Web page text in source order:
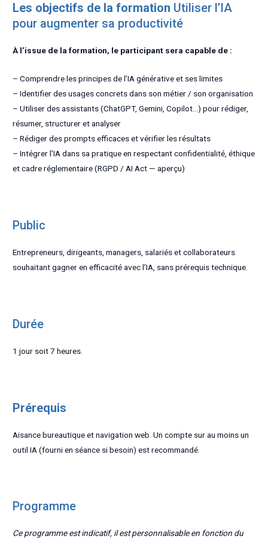
Les objectifs de la formation Utiliser l’IA
pour augmenter sa productivité
À l’issue de la formation, le participant sera capable de :
– Comprendre les principes de l’IA générative et ses limites
– Identifier des usages concrets dans son métier / son organisation
– Utiliser des assistants (ChatGPT, Gemini, Copilot…) pour rédiger,
résumer, structurer et analyser
– Rédiger des prompts efficaces et vérifier les résultats
– Intégrer l’IA dans sa pratique en respectant confidentialité, éthique
et cadre réglementaire (RGPD / AI Act — aperçu)
Public
Entrepreneurs, dirigeants, managers, salariés et collaborateurs
souhaitant gagner en efficacité avec l’IA, sans prérequis technique.
Durée
1 jour soit 7 heures.
Prérequis
Aisance bureautique et navigation web. Un compte sur au moins un
outil IA (fourni en séance si besoin) est recommandé.
Programme
Ce programme est indicatif, il est personnalisable en fonction du